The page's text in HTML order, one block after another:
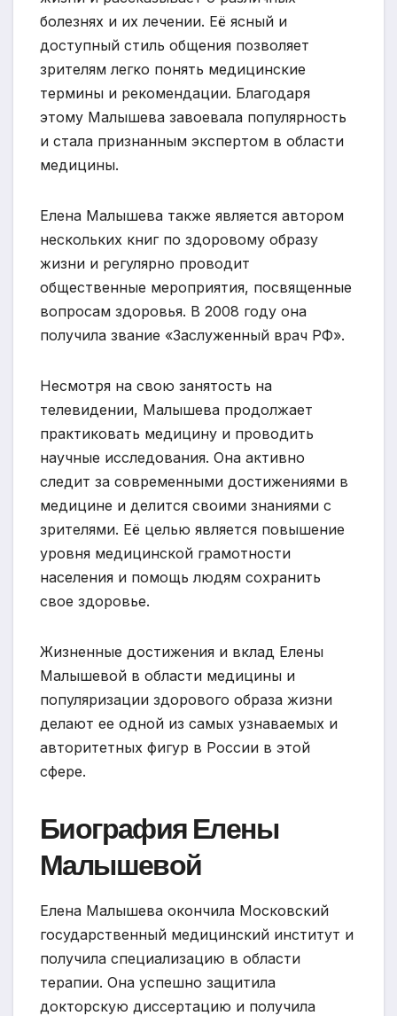
болезнях и их лечении. Её ясный и
доступный стиль общения позволяет
зрителям легко понять медицинские
термины и рекомендации. Благодаря
этому Малышева завоевала популярность
и стала признанным экспертом в области
медицины.
Елена Малышева также является автором
нескольких книг по здоровому образу
жизни и регулярно проводит
общественные мероприятия, посвященные
вопросам здоровья. В 2008 году она
получила звание «Заслуженный врач РФ».
Несмотря на свою занятость на
телевидении, Малышева продолжает
практиковать медицину и проводить
научные исследования. Она активно
следит за современными достижениями в
медицине и делится своими знаниями с
зрителями. Её целью является повышение
уровня медицинской грамотности
населения и помощь людям сохранить
свое здоровье.
Жизненные достижения и вклад Елены
Малышевой в области медицины и
популяризации здорового образа жизни
делают ее одной из самых узнаваемых и
авторитетных фигур в России в этой
сфере.
Биография Елены
Малышевой
Елена Малышева окончила Московский
государственный медицинский институт и
получила специализацию в области
терапии. Она успешно защитила
докторскую диссертацию и получила